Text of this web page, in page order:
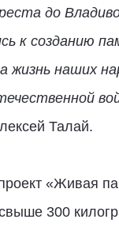
до
к созданию
наших
Талай.
«Живая
300